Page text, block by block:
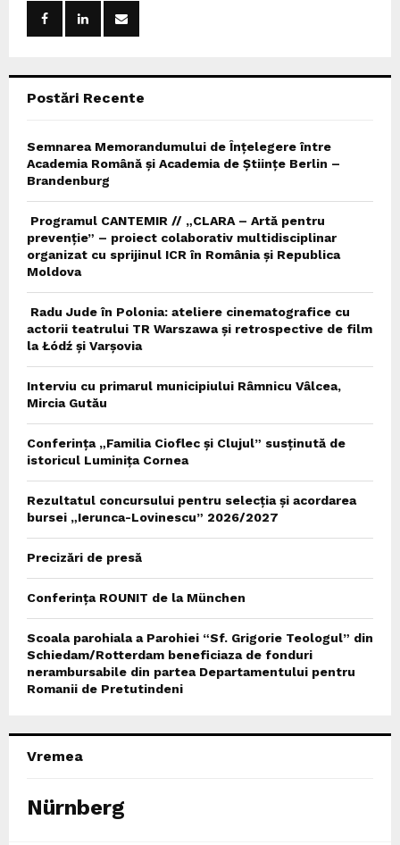
Postări Recente
Semnarea Memorandumului de Înțelegere între
Academia Română și Academia de Științe Berlin –
Brandenburg
Programul CANTEMIR // „CLARA – Artă pentru
prevenție” – proiect colaborativ multidisciplinar
organizat cu sprijinul ICR în România și Republica
Moldova
Radu Jude în Polonia: ateliere cinematografice cu
actorii teatrului TR Warszawa și retrospective de film
la Łódź și Varșovia
Interviu cu primarul municipiului Râmnicu Vâlcea,
Mircia Gutău
Conferința „Familia Cioflec și Clujul” susținută de
istoricul Luminița Cornea
Rezultatul concursului pentru selecția și acordarea
bursei „Ierunca-Lovinescu” 2026/2027
Precizări de presă
Conferința ROUNIT de la München
Scoala parohiala a Parohiei “Sf. Grigorie Teologul” din
Schiedam/Rotterdam beneficiaza de fonduri
nerambursabile din partea Departamentului pentru
Romanii de Pretutindeni
Vremea
Nürnberg